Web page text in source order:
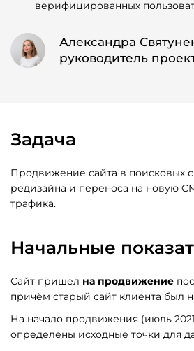
верифицированных
Александра
руководитель
Задача
Продвижение сайта в поисковых
редизайна и переноса на новую
трафика.
Начальные
Сайт пришел на продвижение
причём старый сайт клиента был
На начало продвижения (июль
определены исходные точки для